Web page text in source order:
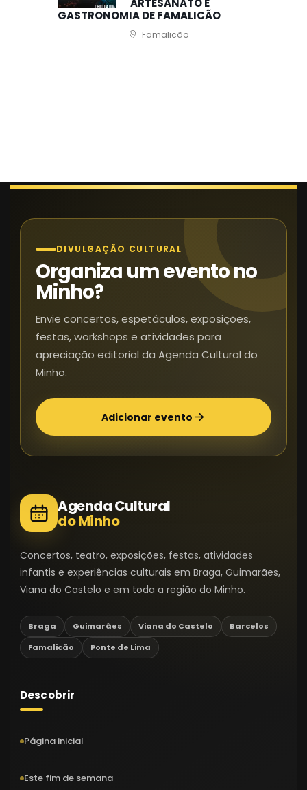
ARTESANATO E
GASTRONOMIA DE FAMALICÃO
Famalicão
DIVULGAÇÃO CULTURAL
Organiza um evento no
Minho?
Envie concertos, espetáculos, exposições,
festas, workshops e atividades para
apreciação editorial da Agenda Cultural do
Minho.
Adicionar evento
Agenda Cultural
do Minho
Concertos, teatro, exposições, festas, atividades
infantis e experiências culturais em Braga, Guimarães,
Viana do Castelo e em toda a região do Minho.
Braga Guimarães Viana do Castelo
Barcelos
Famalicão
Ponte de Lima
Descobrir
Página inicial
Este fim de semana